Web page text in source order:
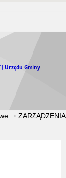
Urzędu Gminy